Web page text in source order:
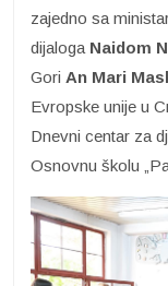
zajedno sa
dijaloga Naidom
Gori An Mari
Evropske unije u
Dnevni centar za
Osnovnu školu